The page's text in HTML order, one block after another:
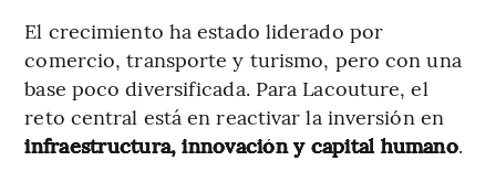
El crecimiento ha estado liderado por
comercio, transporte y turismo, pero con una
base poco diversificada. Para Lacouture, el
reto central está en reactivar la inversión en
infraestructura, innovación y capital humano.